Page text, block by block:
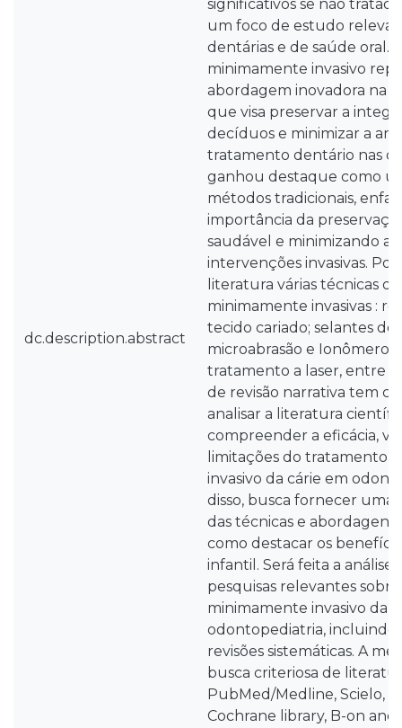
dc.description.abstract
significativos se não
um foco de estudo
dentárias e de saúde oral.
minimamente invasivo
abordagem inovadora na
que visa preservar a
decíduos e minimizar a
tratamento dentário nas
ganhou destaque como
métodos tradicionais,
importância da
saudável e minimizando a
intervenções invasivas.
literatura várias técnicas
minimamente invasivas :
tecido cariado; selantes
microabrasão e Ionômero
tratamento a laser, entre
de revisão narrativa tem
analisar a literatura
compreender a eficácia,
limitações do tratamento
invasivo da cárie em
disso, busca fornecer uma
das técnicas e abordagens
como destacar os
infantil. Será feita a
pesquisas relevantes
minimamente invasivo da
odontopediatria, incluindo
revisões sistemáticas. A
busca criteriosa de
PubMed/Medline, Scielo,
Cochrane library, B-on and